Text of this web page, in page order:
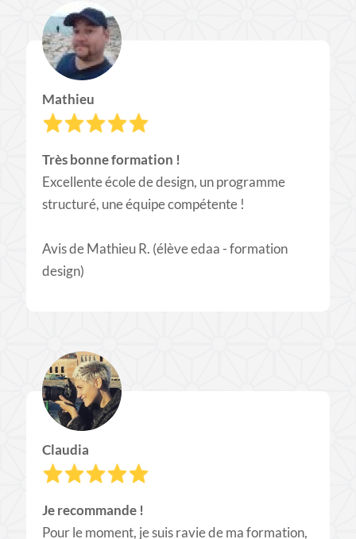
Mathieu
Très bonne formation !
​Excellente école de design, un programme
structuré, une équipe compétente !
Avis de Mathieu R. (élève edaa - formation
design)
Claudia
Je recommande !
​Pour le moment, je suis ravie de ma formation,